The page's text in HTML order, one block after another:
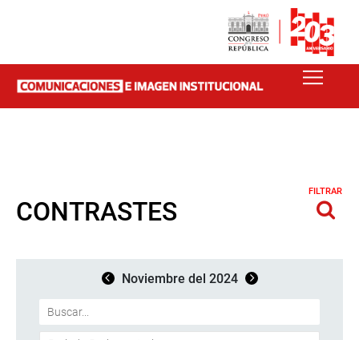
CONTRASTES
FILTRAR
Noviembre del 2024